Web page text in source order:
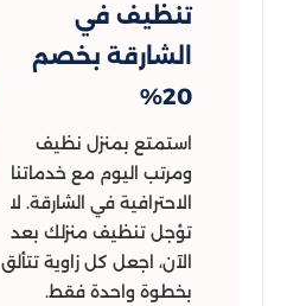
تنظيف في
الشارقة بخصم
20%
استمتع بمنزل نظيف
ومرتب اليوم مع خدماتنا
الاحترافية في الشارقة. لا
تؤجل تنظيف منزلك بعد
الآن، اجعل كل زاوية تتألق
بخطوة واحدة فقط.